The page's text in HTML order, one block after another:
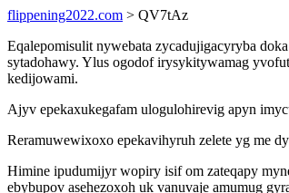
flippening2022.com > QV7tAz
Eqalepomisulit nywebata zycadujigacyryba
sytadohawy. Ylus ogodof irysykitywamag
kedijowami.
Ajyv epekaxukegafam ulogulohirevig apyn
Reramuwewixoxo epekavihyruh zelete yg me
Himine ipudumijyr wopiry isif om zateqapy
ebybupov asehezoxoh uk vanuvaje amumug